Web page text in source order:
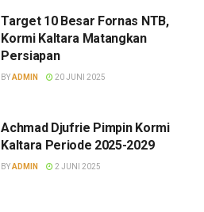
Target 10 Besar Fornas NTB,
Kormi Kaltara Matangkan
Persiapan
BYADMIN 20 JUNI 2025
Achmad Djufrie Pimpin Kormi
Kaltara Periode 2025-2029
BYADMIN 2 JUNI 2025